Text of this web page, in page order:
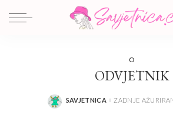
O
ODVJETNIK
POSTED
SAVJETNICA ZADNJE